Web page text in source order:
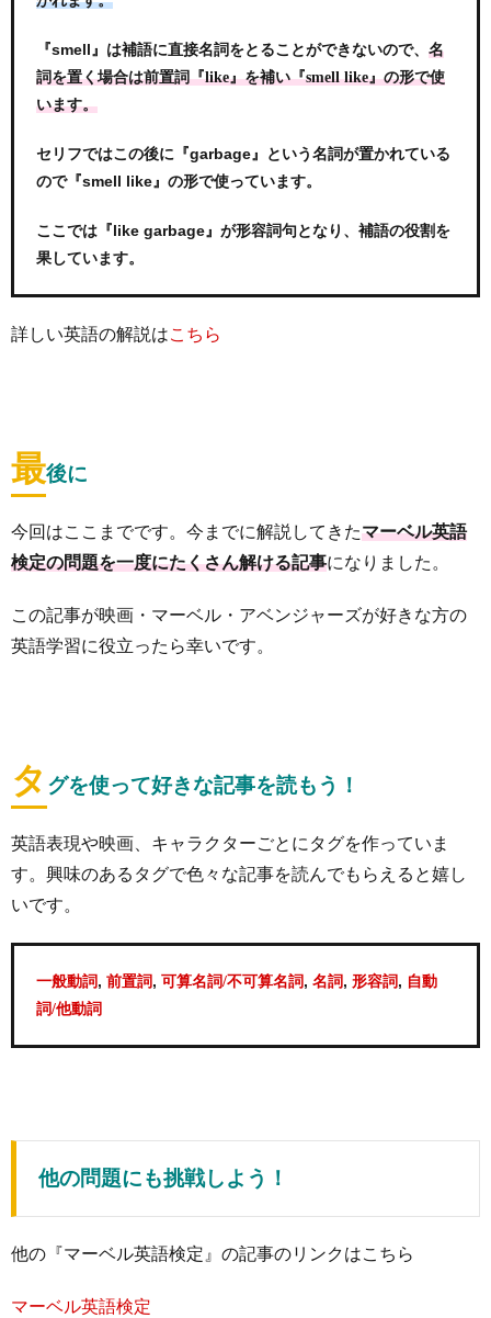
『smell』は補語に直接名詞をとることができないので、 名
詞を置く場合は前置詞『like』を補い『smell like』の形で使
います。
セリフではこの後に『garbage』という名詞が置かれている
ので『smell like』の形で使っています。
ここでは『like garbage』が形容詞句となり、補語の役割を
果しています。
詳しい英語の解説はこちら
最後に
今回はここまでです。今までに解説してきたマーベル英語
検定の問題を一度にたくさん解ける記事になりました。
この記事が映画・マーベル・アベンジャーズが好きな方の
英語学習に役立ったら幸いです。
タ グを使って好きな記事を読もう！
英語表現や映画、キャラクターごとにタグを作っていま
す。興味のあるタグで色々な記事を読んでもらえると嬉し
いです。
一般動詞 , 前置詞 , 可算名詞/不可算名詞 , 名詞 , 形容詞 , 自動
詞/他動詞
他の問題にも挑戦しよう！
他の『マーベル英語検定』の記事のリンクはこちら
マーベル英語検定